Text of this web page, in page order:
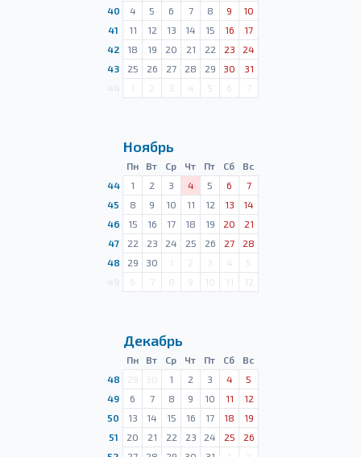
40
4 5 6 7 8 9
10
41
11 12 13 14 15 16
17
42
18 19 20 21 22 23
24
43
25 26 27 28 29 30
31
1 2 3 4 5 6 7
Ноябрь
Пн Вт Ср Чт Пт Сб
Вс
44
1 2 3 4 5 6
7
45
8 9 10 11 12 13
14
46
15 16 17 18 19 20
21
47
22 23 24 25 26 27
28
48
29 30 1 2 3 4
5
6 7 8 9 10 11 12
Декабрь
Пн Вт Ср Чт Пт Сб
Вс
48
29 30 1 2 3 4
5
49
6 7 8 9 10 11
12
50
13 14 15 16 17 18
19
51
20 21 22 23 24 25
26